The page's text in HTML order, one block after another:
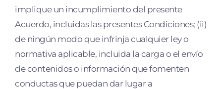
implique un incumplimiento del presente
Acuerdo, incluidas las presentes Condiciones; (ii)
de ningún modo que infrinja cualquier ley o
normativa aplicable, incluida la carga o el envío
de contenidos o información que fomenten
conductas que puedan dar lugar a